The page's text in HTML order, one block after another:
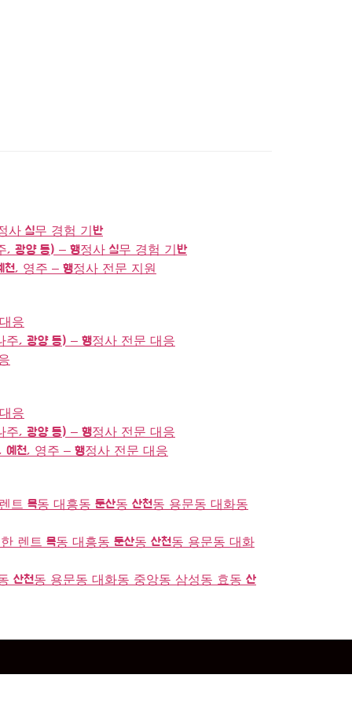
사 실무 경험 기반
광양 등) – 행정사 실무 경험 기반
, 영주 – 행정사 전문 지원
응
주, 광양 등) – 행정사 전문 대응
응
주, 광양 등) – 행정사 전문 대응
천, 영주 – 행정사 전문 대응
목동 대흥동 둔산동 산천동 용문동 대화동
렌트 목동 대흥동 둔산동 산천동 용문동 대화
산천동 용문동 대화동 중앙동 삼성동 효동 산